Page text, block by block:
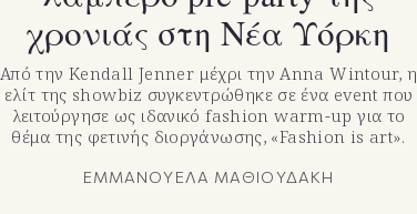
χρονιάς στη Νέα Υόρκη
Από την Kendall Jenner μέχρι την Anna Wintour, η
ελίτ της showbiz συγκεντρώθηκε σε ένα event που
λειτούργησε ως ιδανικό fashion warm-up για το
θέμα της φετινής διοργάνωσης, «Fashion is art».
ΕΜΜΑΝΟΥΕΛΑ ΜΑΘΙΟΥΔΑΚΗ